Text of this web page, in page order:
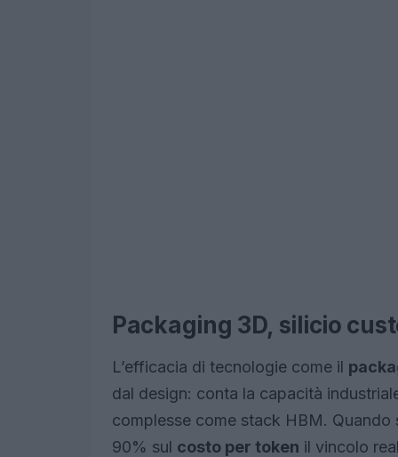
Packaging 3D, silicio
L’efficacia di tecnologie come il
dal design: conta la capacità
complesse come stack HBM. Quando
90% sul costo per token il vincolo